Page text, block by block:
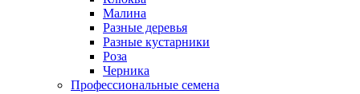
Малина
Разные деревья
Разные кустарники
Роза
Черника
Профессиональные семена